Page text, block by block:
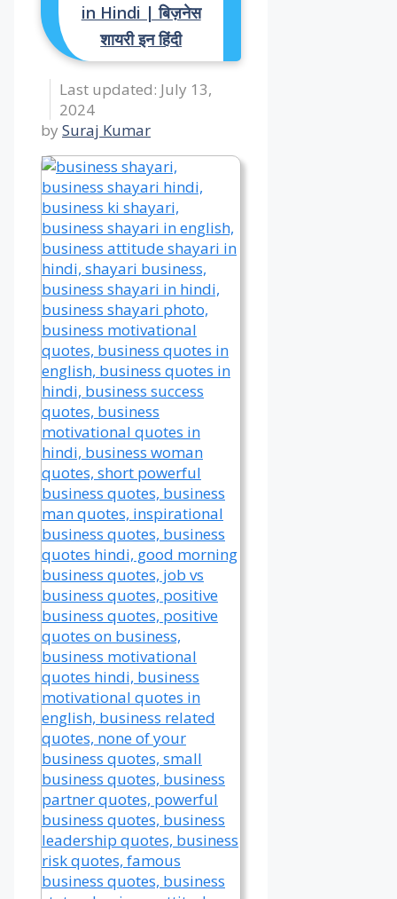
in Hindi | बिज़नेस
शायरी इन हिंदी
July 13,
2024
by Suraj Kumar